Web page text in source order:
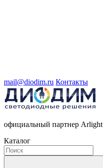
mail@diodim.ru Контакты
официальный партнер Arlight
Каталог